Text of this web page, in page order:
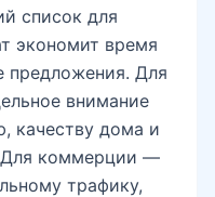
список для
экономит время
предложения. Для
внимание
качеству дома и
Для коммерции —
трафику,